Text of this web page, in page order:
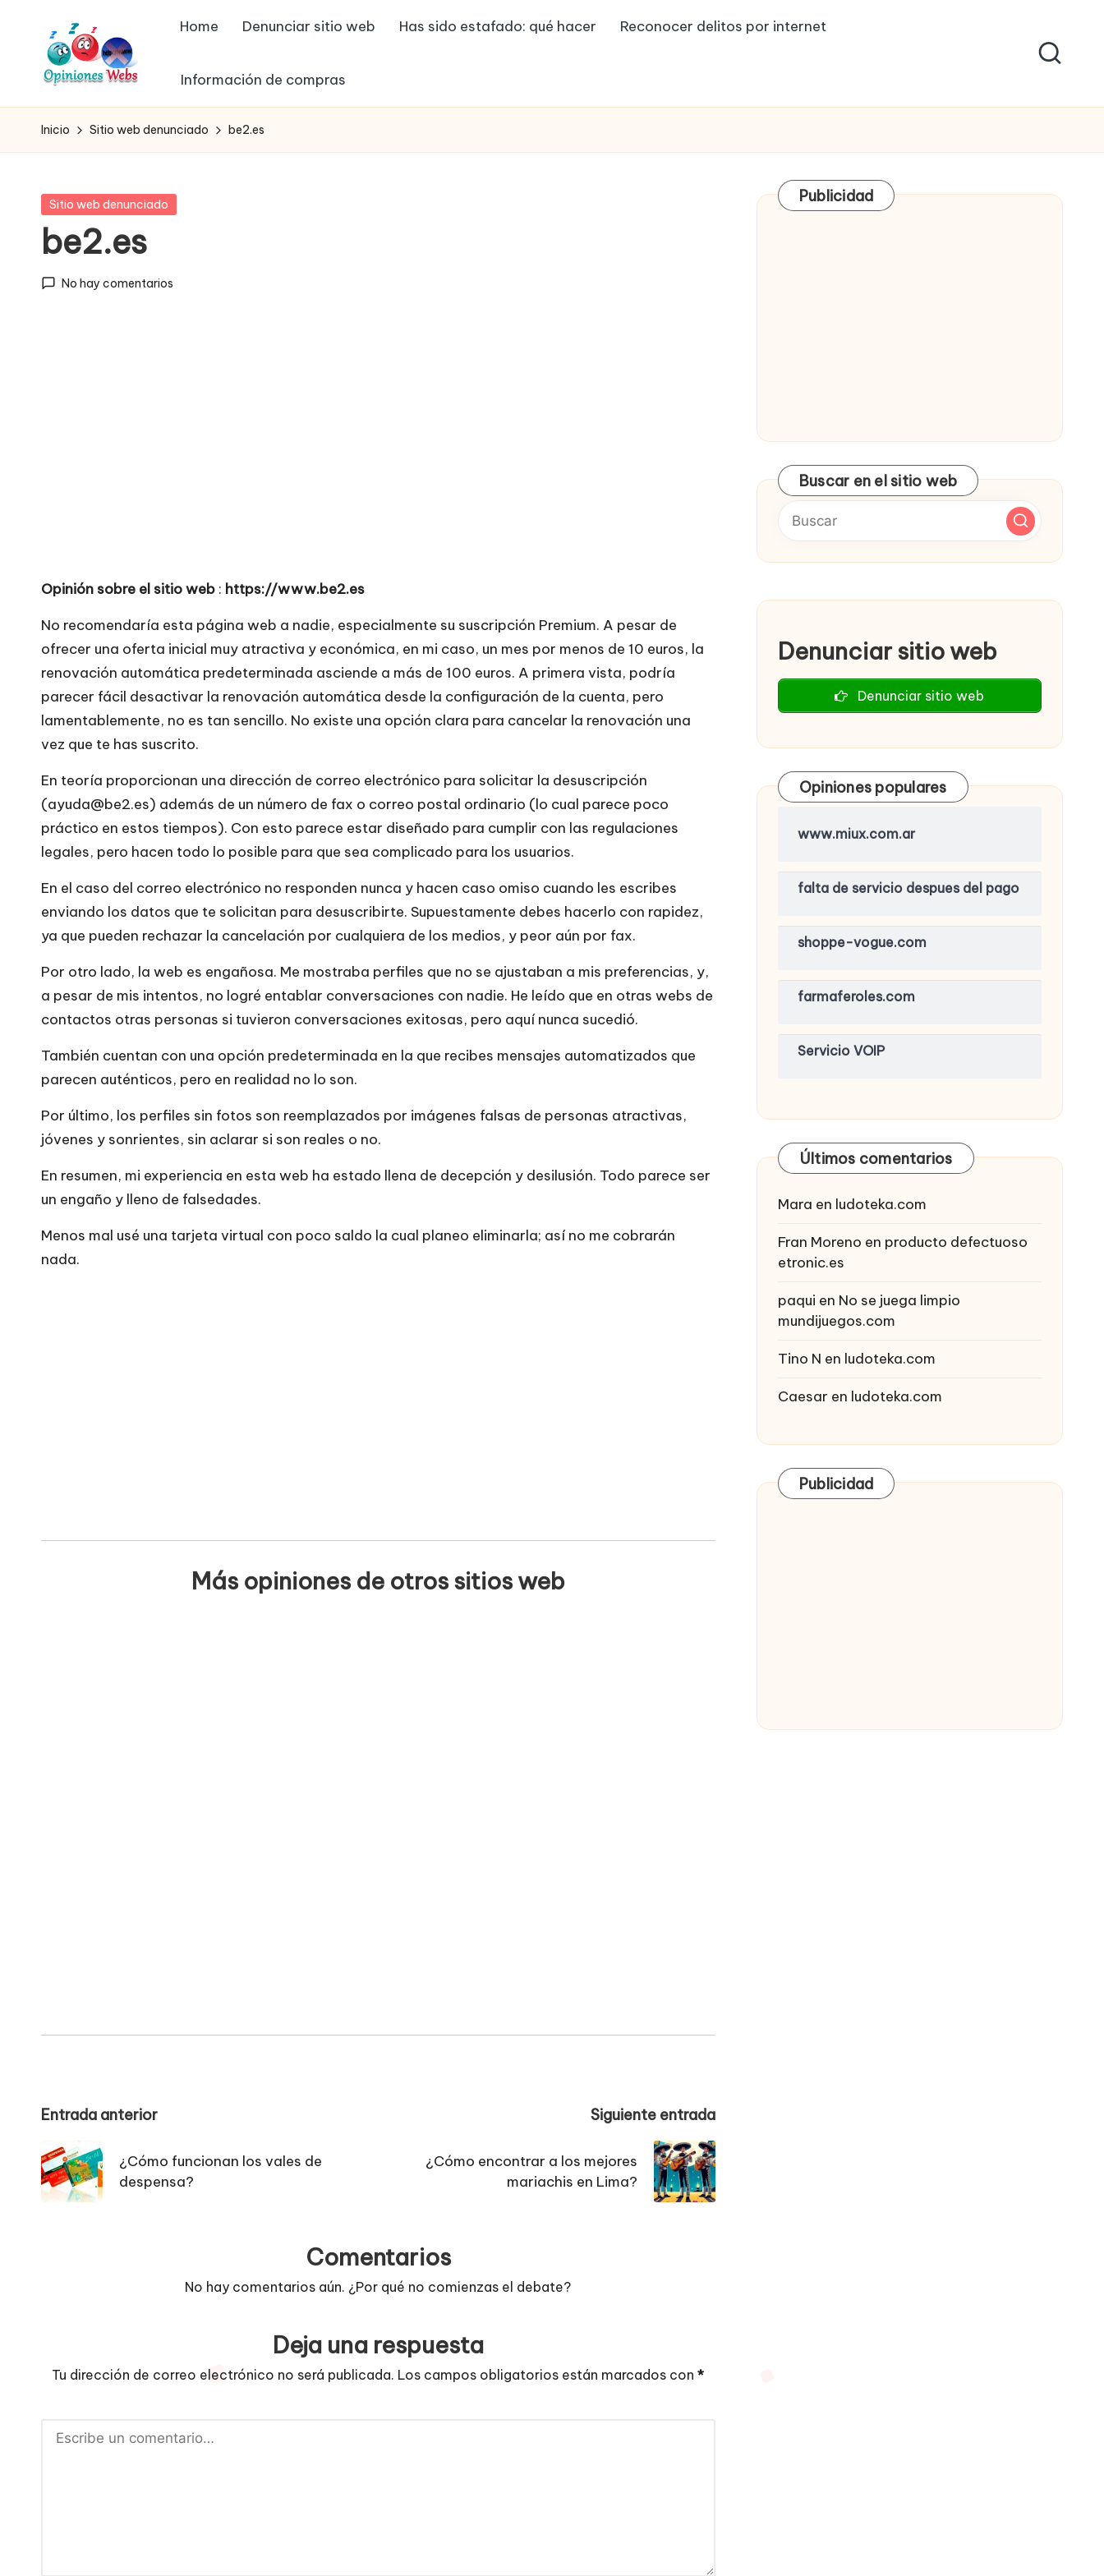
contenido
O
p
io
n
e
a
ri
o
s
d
e
si
ti
o
s
w
e
b
s
y
compra
vía
online,
comprar
por
Home Denunciar sitio web Has sido estafado: qué hacer Reconocer delitos por internet
Información de compras
Inicio Sitio web denunciado be2.es
Publicada
Sitio web denunciado
be2.es
No hay comentarios
Opinión sobre el sitio web : https://www.be2.es
No recomendaría esta página web a nadie, especialmente su suscripción Premium. A pesar de
ofrecer una oferta inicial muy atractiva y económica, en mi caso, un mes por menos de 10 euros, la
renovación automática predeterminada asciende a más de 100 euros. A primera vista, podría
parecer fácil desactivar la renovación automática desde la configuración de la cuenta, pero
lamentablemente, no es tan sencillo. No existe una opción clara para cancelar la renovación una
vez que te has suscrito.
En teoría proporcionan una dirección de correo electrónico para solicitar la desuscripción
(ayuda@be2.es) además de un número de fax o correo postal ordinario (lo cual parece poco
práctico en estos tiempos). Con esto parece estar diseñado para cumplir con las regulaciones
legales, pero hacen todo lo posible para que sea complicado para los usuarios.
En el caso del correo electrónico no responden nunca y hacen caso omiso cuando les escribes
enviando los datos que te solicitan para desuscribirte. Supuestamente debes hacerlo con rapidez,
ya que pueden rechazar la cancelación por cualquiera de los medios, y peor aún por fax.
Por otro lado, la web es engañosa. Me mostraba perfiles que no se ajustaban a mis preferencias, y,
a pesar de mis intentos, no logré entablar conversaciones con nadie. He leído que en otras webs de
contactos otras personas si tuvieron conversaciones exitosas, pero aquí nunca sucedió.
También cuentan con una opción predeterminada en la que recibes mensajes automatizados que
parecen auténticos, pero en realidad no lo son.
Por último, los perfiles sin fotos son reemplazados por imágenes falsas de personas atractivas,
jóvenes y sonrientes, sin aclarar si son reales o no.
En resumen, mi experiencia en esta web ha estado llena de decepción y desilusión. Todo parece ser
un engaño y lleno de falsedades.
Menos mal usé una tarjeta virtual con poco saldo la cual planeo eliminarla; así no me cobrarán
nada.
Más opiniones de otros sitios web
Navegación
de
entradas
Entrada anterior
¿Cómo funcionan los vales de
despensa?
Siguiente entrada
¿Cómo encontrar a los mejores
mariachis en Lima?
Comentarios
No hay comentarios aún. ¿Por qué no comienzas el debate?
Deja una respuesta
Tu dirección de correo electrónico no será publicada. Los campos obligatorios están marcados con*
Publicidad
Buscar en el sitio web
Denunciar sitio web
Denunciar sitio web
Opiniones populares
www.miux.com.ar
falta de servicio despues del pago
shoppe-vogue.com
farmaferoles.com
Servicio VOIP
Últimos comentarios
Mara en ludoteka.com
Fran Moreno en producto defectuoso
etronic.es
paqui en No se juega limpio
mundijuegos.com
Tino N en ludoteka.com
Caesar en ludoteka.com
Publicidad